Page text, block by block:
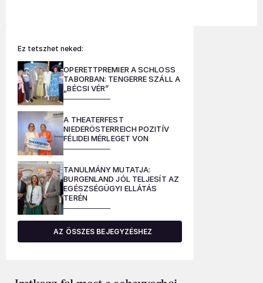
Ez tetszhet neked:
OPERETTPREMIER A SCHLOSS
TABORBAN: TENGERRE SZÁLL A
„BÉCSI VÉR”
A THEATERFEST
NIEDERÖSTERREICH POZITÍV
FÉLIDEI MÉRLEGET VON
TANULMÁNY MUTATJA:
BURGENLAND JÓL TELJESÍT AZ
EGÉSZSÉGÜGYI ELLÁTÁS
TERÉN
AZ ÖSSZES BEJEGYZÉSHEZ